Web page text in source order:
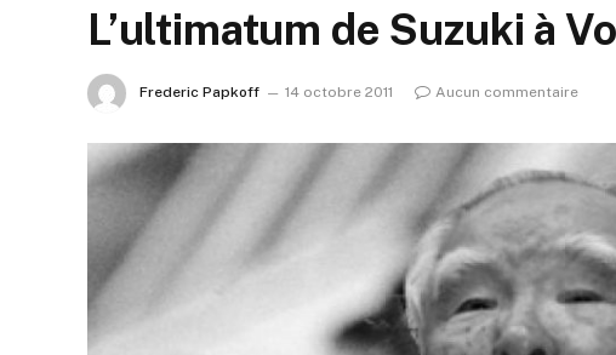
L’ultimatum de Suzuki à
Frederic Papkoff 14 octobre 2011 Aucun commentaire